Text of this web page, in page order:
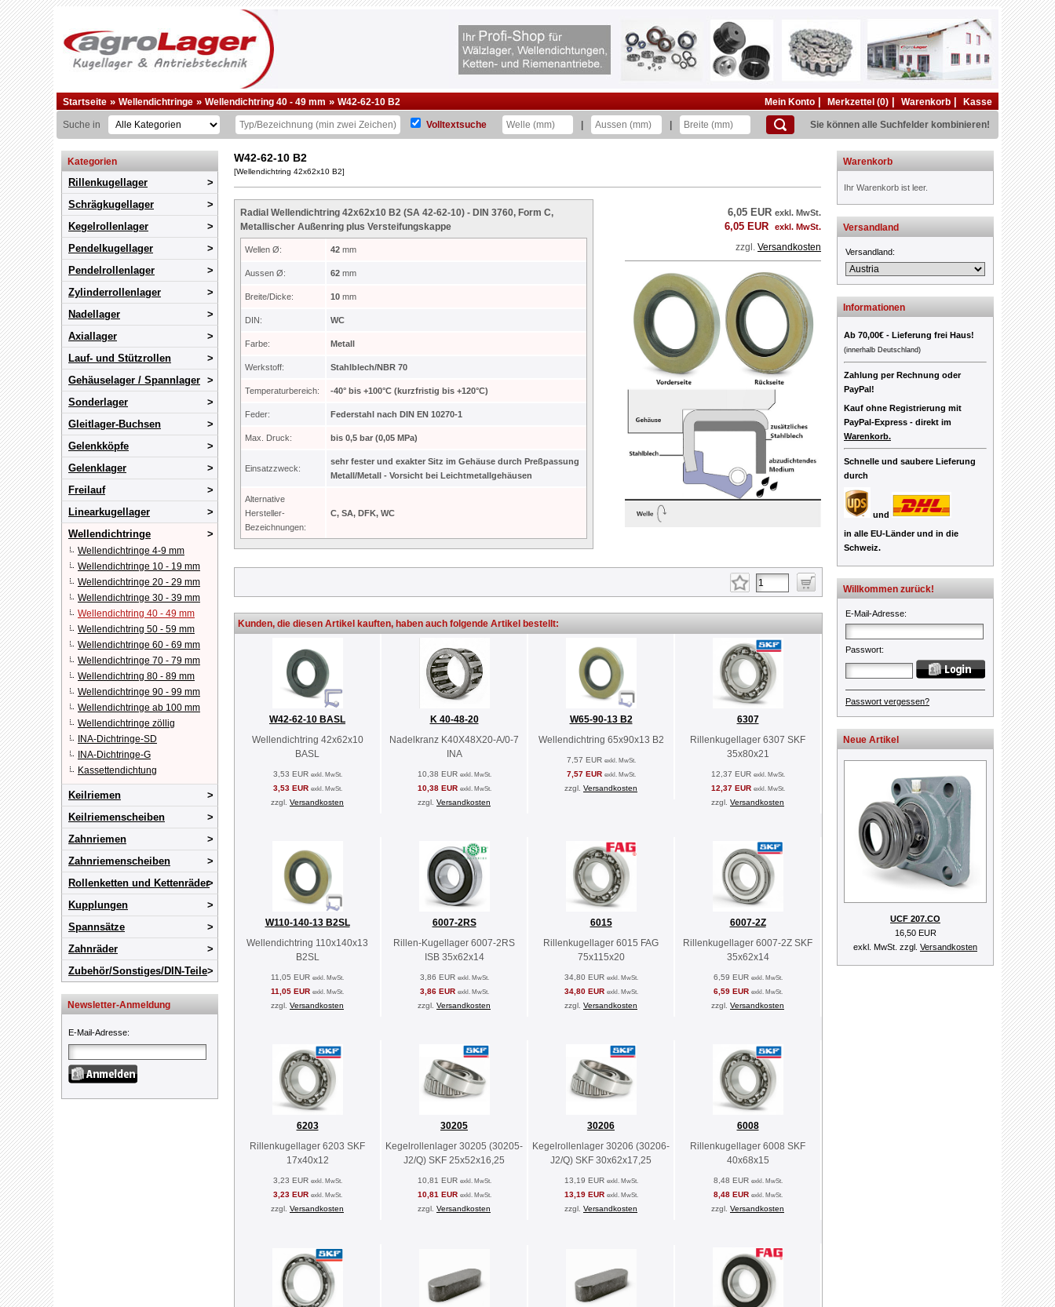
Startseite » Wellendichtringe » Wellendichtring 40 - 49 mm » W42-62-10 B2 Mein Konto Merkzettel (0) Warenkorb Kasse
Suche in Volltextsuche Sie können alle Suchfelder kombinieren!
Kategorien
Rillenkugellager
Schrägkugellager
Kegelrollenlager
Pendelkugellager
Pendelrollenlager
Zylinderrollenlager
Nadellager
Axiallager
Lauf- und Stützrollen
Gehäuselager / Spannlager
Sonderlager
Gleitlager-Buchsen
Gelenkköpfe
Gelenklager
Freilauf
Linearkugellager
Wellendichtringe
Wellendichtringe 4-9 mm
Wellendichtringe 10 - 19 mm
Wellendichtringe 20 - 29 mm
Wellendichtringe 30 - 39 mm
Wellendichtring 40 - 49 mm
Wellendichtring 50 - 59 mm
Wellendichtringe 60 - 69 mm
Wellendichtringe 70 - 79 mm
Wellendichtring 80 - 89 mm
Wellendichtringe 90 - 99 mm
Wellendichtringe ab 100 mm
Wellendichtringe zöllig
INA-Dichtringe-SD
INA-Dichtringe-G
Kassettendichtung
Keilriemen
Keilriemenscheiben
Zahnriemen
Zahnriemenscheiben
Rollenketten und Kettenräder
Kupplungen
Spannsätze
Zahnräder
Zubehör/Sonstiges/DIN-Teile
Newsletter-Anmeldung
E-Mail-Adresse:
W42-62-10 B2
[Wellendichtring 42x62x10 B2]
Radial Wellendichtring 42x62x10 B2 (SA 42-62-10) - DIN 3760, Form C,
Metallischer Außenring plus Versteifungskappe
Wellen Ø: 42 mm
Aussen Ø: 62 mm
Breite/Dicke: 10 mm
DIN: WC
Farbe: Metall
Werkstoff: Stahlblech/NBR 70
Temperaturbereich: -40° bis +100°C (kurzfristig bis +120°C)
Feder: Federstahl nach DIN EN 10270-1
Max. Druck: bis 0,5 bar (0,05 MPa)
Einsatzzweck:
sehr fester und exakter Sitz im Gehäuse durch Preßpassung
Metall/Metall - Vorsicht bei Leichtmetallgehäusen
Alternative
Hersteller-
Bezeichnungen:
C, SA, DFK, WC
6,05 EUR exkl. MwSt.
6,05 EUR exkl. MwSt.
zzgl. Versandkosten
Kunden, die diesen Artikel kauften, haben auch folgende Artikel bestellt:
W42-62-10 BASL
Wellendichtring 42x62x10
BASL
3,53 EUR exkl. MwSt.
3,53 EUR exkl. MwSt.
zzgl. Versandkosten
K 40-48-20
Nadelkranz K40X48X20-A/0-7
INA
10,38 EUR exkl. MwSt.
10,38 EUR exkl. MwSt.
zzgl. Versandkosten
W65-90-13 B2
Wellendichtring 65x90x13 B2
7,57 EUR exkl. MwSt.
7,57 EUR exkl. MwSt.
zzgl. Versandkosten
6307
Rillenkugellager 6307 SKF
35x80x21
12,37 EUR exkl. MwSt.
12,37 EUR exkl. MwSt.
zzgl. Versandkosten
W110-140-13 B2SL
Wellendichtring 110x140x13
B2SL
11,05 EUR exkl. MwSt.
11,05 EUR exkl. MwSt.
zzgl. Versandkosten
6007-2RS
Rillen-Kugellager 6007-2RS
ISB 35x62x14
3,86 EUR exkl. MwSt.
3,86 EUR exkl. MwSt.
zzgl. Versandkosten
6015
Rillenkugellager 6015 FAG
75x115x20
34,80 EUR exkl. MwSt.
34,80 EUR exkl. MwSt.
zzgl. Versandkosten
6007-2Z
Rillenkugellager 6007-2Z SKF
35x62x14
6,59 EUR exkl. MwSt.
6,59 EUR exkl. MwSt.
zzgl. Versandkosten
6203
Rillenkugellager 6203 SKF
17x40x12
3,23 EUR exkl. MwSt.
3,23 EUR exkl. MwSt.
zzgl. Versandkosten
30205
Kegelrollenlager 30205 (30205-
J2/Q) SKF 25x52x16,25
10,81 EUR exkl. MwSt.
10,81 EUR exkl. MwSt.
zzgl. Versandkosten
30206
Kegelrollenlager 30206 (30206-
J2/Q) SKF 30x62x17,25
13,19 EUR exkl. MwSt.
13,19 EUR exkl. MwSt.
zzgl. Versandkosten
6008
Rillenkugellager 6008 SKF
40x68x15
8,48 EUR exkl. MwSt.
8,48 EUR exkl. MwSt.
zzgl. Versandkosten
Warenkorb
Ihr Warenkorb ist leer.
Versandland
Versandland:
Informationen
Ab 70,00€ - Lieferung frei Haus!
(innerhalb Deutschland)
Zahlung per Rechnung oder
PayPal!
Kauf ohne Registrierung mit
PayPal-Express - direkt im
Warenkorb.
Schnelle und saubere Lieferung
durch
und
in alle EU-Länder und in die
Schweiz.
Willkommen zurück!
E-Mail-Adresse:
Passwort:
Passwort vergessen?
Neue Artikel
UCF 207.CO
16,50 EUR
exkl. MwSt. zzgl. Versandkosten